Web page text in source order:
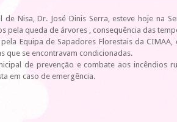
de Nisa, Dr. José Dinis Serra, esteve hoje na
pela queda de árvores , consequência das
Equipa de Sapadores Florestais da
que se encontravam condicionadas.
de prevenção e combate aos incêndios
em caso de emergência.